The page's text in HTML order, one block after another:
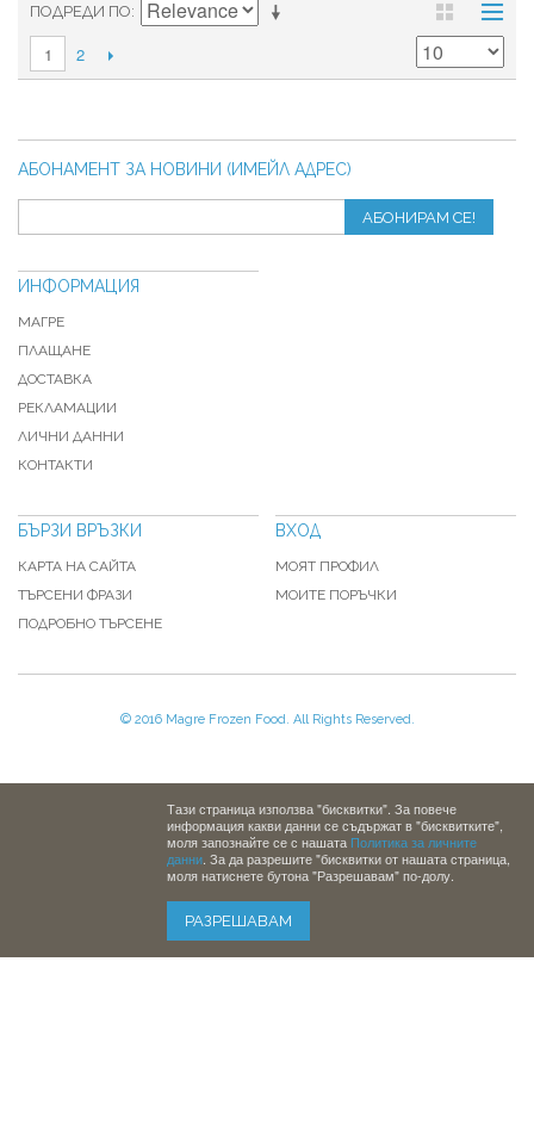
ПОДРЕДИ ПО
1 2
АБОНАМЕНТ ЗА НОВИНИ (ИМЕЙЛ АДРЕС)
АБОНИРАМ СЕ!
ИНФОРМАЦИЯ
МАГРЕ
ПЛАЩАНЕ
ДОСТАВКА
РЕКЛАМАЦИИ
ЛИЧНИ ДАННИ
КОНТАКТИ
БЪРЗИ ВРЪЗКИ
КАРТА НА САЙТА
ТЪРСЕНИ ФРАЗИ
ПОДРОБНО ТЪРСЕНЕ
ВХОД
МОЯТ ПРОФИЛ
МОИТЕ ПОРЪЧКИ
© 2016 Magre Frozen Food. All Rights Reserved.
Тази страница използва "бисквитки". За повече
информация какви данни се съдържат в "бисквитките",
моля запознайте се с нашата Политика за личните
данни. За да разрешите "бисквитки от нашата страница,
моля натиснете бутона "Разрешавам" по-долу.
РАЗРЕШАВАМ